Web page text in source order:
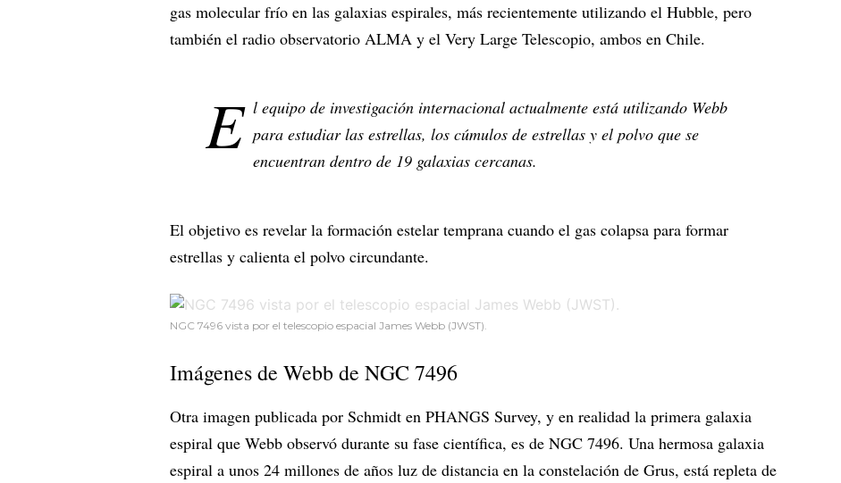
gas molecular frío en las galaxias espirales, más recientemente utilizando el Hubble, pero
también el radio observatorio ALMA y el Very Large Telescopio, ambos en Chile.
E l equipo de investigación internacional actualmente está utilizando Webb
para estudiar las estrellas, los cúmulos de estrellas y el polvo que se
encuentran dentro de 19 galaxias cercanas.
El objetivo es revelar la formación estelar temprana cuando el gas colapsa para formar
estrellas y calienta el polvo circundante.
NGC 7496 vista por el telescopio espacial James Webb (JWST).
Imágenes de Webb de NGC 7496
Otra imagen publicada por Schmidt en PHANGS Survey, y en realidad la primera galaxia
espiral que Webb observó durante su fase científica, es de NGC 7496. Una hermosa galaxia
espiral a unos 24 millones de años luz de distancia en la constelación de Grus, está repleta de